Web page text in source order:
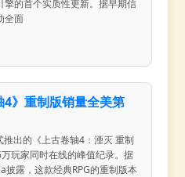
的首个实质性更新。据早期信
全面
》重制版销量全美第
出的《上古卷轴4：湮灭 重制
玩家同时在线的峰值纪录。据
露，这款经典RPG的重制版本